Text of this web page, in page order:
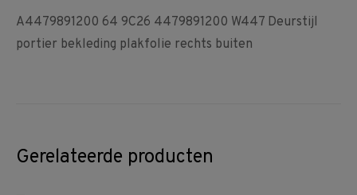
A4479891200 64 9C26 4479891200 W447 Deurstijl
portier bekleding plakfolie rechts buiten
Gerelateerde producten